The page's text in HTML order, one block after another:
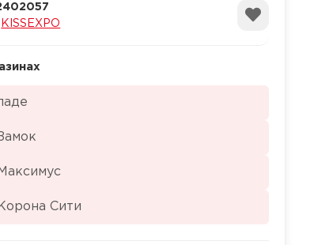
KISSEXPO
Сити